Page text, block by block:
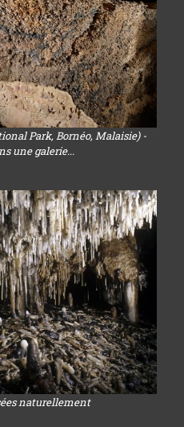
Park, Bornéo, Malaisie) -
une galerie...
naturellement